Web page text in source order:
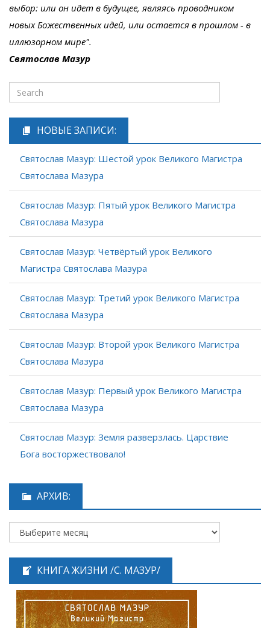
выбор: или он идет в будущее, являясь проводником
новых Божественных идей, или остается в прошлом - в
иллюзорном мире".
Святослав Мазур
НОВЫЕ ЗАПИСИ:
Святослав Мазур: Шестой урок Великого Магистра
Святослава Мазура
Святослав Мазур: Пятый урок Великого Магистра
Святослава Мазура
Святослав Мазур: Четвёртый урок Великого
Магистра Святослава Мазура
Святослав Мазур: Третий урок Великого Магистра
Святослава Мазура
Святослав Мазур: Второй урок Великого Магистра
Святослава Мазура
Святослав Мазур: Первый урок Великого Магистра
Святослава Мазура
Святослав Мазур: Земля разверзлась. Царствие
Бога восторжествовало!
АРХИВ:
КНИГА ЖИЗНИ /С. МАЗУР/